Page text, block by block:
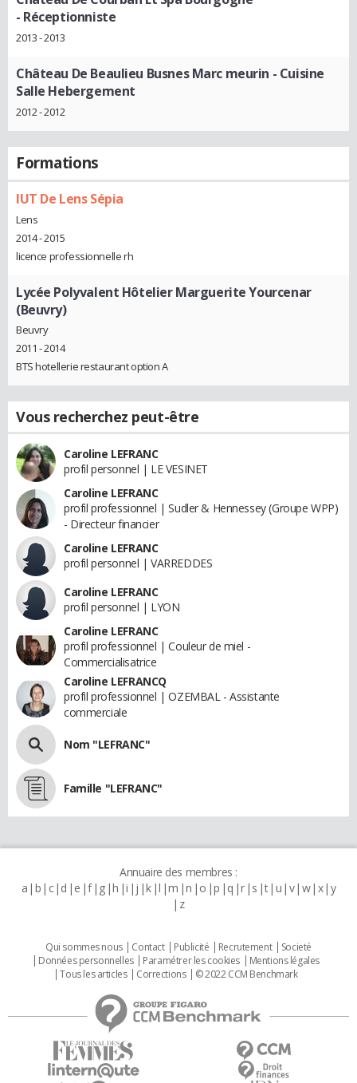
- Réceptionniste
2013 - 2013
Château De Beaulieu Busnes Marc meurin - Cuisine
Salle Hebergement
2012 - 2012
Formations
IUT De Lens Sépia
Lens
2014 - 2015
licence professionnelle rh
Lycée Polyvalent Hôtelier Marguerite Yourcenar
(Beuvry)
Beuvry
2011 - 2014
BTS hotellerie restaurant option A
Vous recherchez peut-être
Caroline LEFRANC
profil personnel | LE VESINET
Caroline LEFRANC
profil professionnel | Sudler & Hennessey (Groupe WPP)
- Directeur financier
Caroline LEFRANC
profil personnel | VARREDDES
Caroline LEFRANC
profil personnel | LYON
Caroline LEFRANC
profil professionnel | Couleur de miel -
Commercialisatrice
Caroline LEFRANCQ
profil professionnel | OZEMBAL - Assistante
commerciale
Nom "LEFRANC"
Famille "LEFRANC"
Annuaire des membres :
a b c d e f g h i j k l m n o p q r s t u v w x y
z
Qui sommes nous Contact Publicité Recrutement
Societé
Données personnelles
Paramétrer les cookies
Mentions légales
Tous les articles
Corrections © 2022 CCM Benchmark